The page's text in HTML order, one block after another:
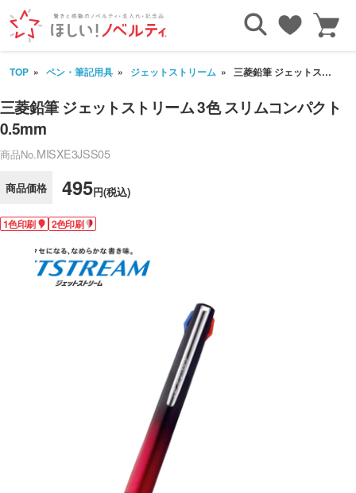
TOP ペン・筆記用具 ジェットストリーム 三菱鉛筆 ジェットストリーム 3色 スリムコンパクト 0.5mm
三菱鉛筆 ジェットストリーム 3色 スリムコンパクト
0.5mm
商品No.MISXE3JSS05
商品価格 495円(税込)
1色印刷 2色印刷